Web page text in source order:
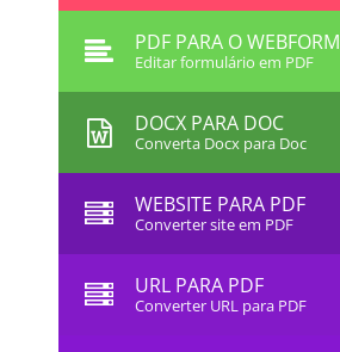
PDF PARA O WEBFORM
Editar formulário em PDF
DOCX PARA DOC
Converta Docx para Doc
WEBSITE PARA PDF
Converter site em PDF
URL PARA PDF
Converter URL para PDF